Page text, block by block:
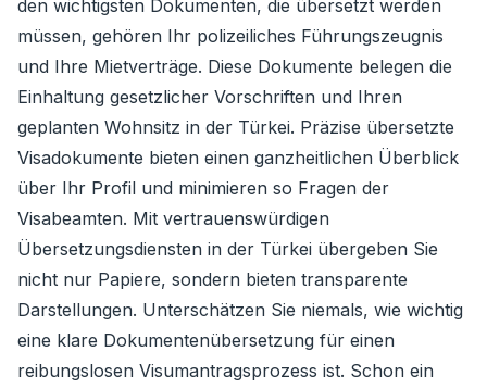
den wichtigsten Dokumenten, die übersetzt werden
müssen, gehören Ihr polizeiliches Führungszeugnis
und Ihre Mietverträge. Diese Dokumente belegen die
Einhaltung gesetzlicher Vorschriften und Ihren
geplanten Wohnsitz in der Türkei. Präzise übersetzte
Visadokumente bieten einen ganzheitlichen Überblick
über Ihr Profil und minimieren so Fragen der
Visabeamten. Mit vertrauenswürdigen
Übersetzungsdiensten in der Türkei übergeben Sie
nicht nur Papiere, sondern bieten transparente
Darstellungen. Unterschätzen Sie niemals, wie wichtig
eine klare Dokumentenübersetzung für einen
reibungslosen Visumantragsprozess ist. Schon ein